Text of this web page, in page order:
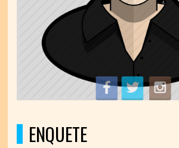
ENQUETE